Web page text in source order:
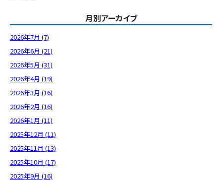
月別アーカイブ
2026年7月 (7)
2026年6月 (21)
2026年5月 (31)
2026年4月 (19)
2026年3月 (16)
2026年2月 (16)
2026年1月 (11)
2025年12月 (11)
2025年11月 (13)
2025年10月 (17)
2025年9月 (16)